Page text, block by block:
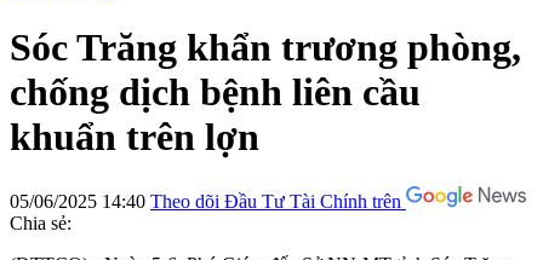
Sóc Trăng khẩn trương phòng,
chống dịch bệnh liên cầu
khuẩn trên lợn
05/06/2025 14:40 Theo dõi Đầu Tư Tài Chính trên
Chia sẻ: